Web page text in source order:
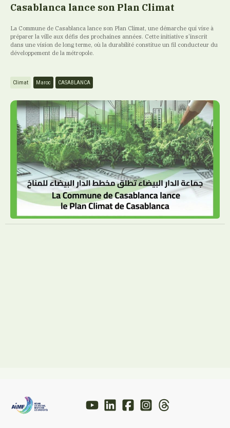
Casablanca lance son Plan Climat
La Commune de Casablanca lance son Plan Climat, une démarche qui vise à
préparer la ville aux défis des prochaines années. Cette initiative s’inscrit
dans une vision de long terme, où la durabilité constitue un fil conducteur du
développement de la métropole.
Climat Maroc CASABLANCA